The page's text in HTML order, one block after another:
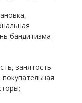
бандитизма
занятость